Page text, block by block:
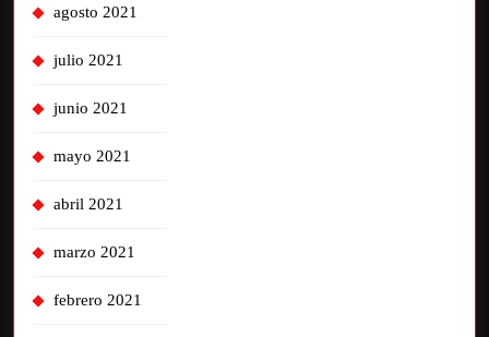
agosto 2021
julio 2021
junio 2021
mayo 2021
abril 2021
marzo 2021
febrero 2021